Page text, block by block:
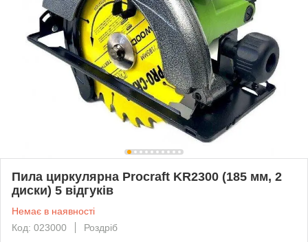
Пила циркулярна Procraft KR2300 (185 мм, 2
диски) 5 відгуків
Немає в наявності
Код: 023000
Роздріб